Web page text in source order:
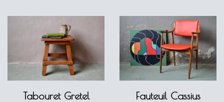
Tabouret Gretel Fauteuil Cassius